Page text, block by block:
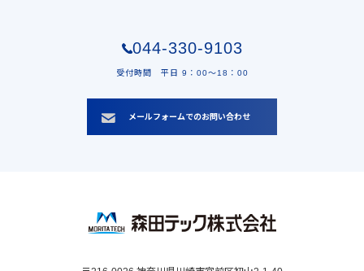
044-330-9103
受付時間 平日 9：00〜18：00
メールフォームでのお問い合わせ